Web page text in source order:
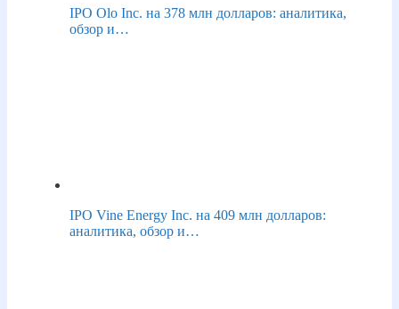
IPO Olo Inc. на 378 млн долларов: аналитика,
обзор и…
IPO Vine Energy Inc. на 409 млн долларов:
аналитика, обзор и…